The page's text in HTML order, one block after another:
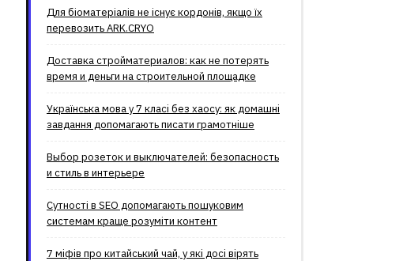
Для біоматеріалів не існує кордонів, якщо їх
перевозить ARK.CRYO
Доставка стройматериалов: как не потерять
время и деньги на строительной площадке
Українська мова у 7 класі без хаосу: як домашні
завдання допомагають писати грамотніше
Выбор розеток и выключателей: безопасность
и стиль в интерьере
Сутності в SEO допомагають пошуковим
системам краще розуміти контент
7 міфів про китайський чай, у які досі вірять